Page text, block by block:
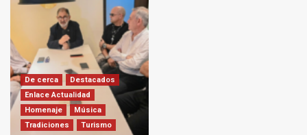
De cerca
Destacados
Enlace Actualidad
Homenaje
Música
Tradiciones
Turismo